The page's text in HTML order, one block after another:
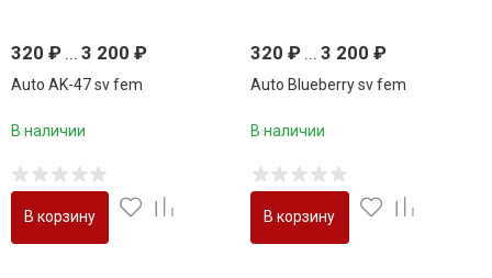
320 ₽ ... 3 200 ₽
Auto AK-47 sv fem
В наличии
В корзину
320₽ ... 3 200₽
Auto Blueberry sv fem
В наличии
В корзину